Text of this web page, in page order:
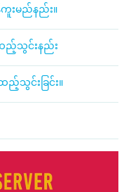
းမည်နည်း။
ထည့်သွင်းနည်း
ည့်သွင်းခြင်း။